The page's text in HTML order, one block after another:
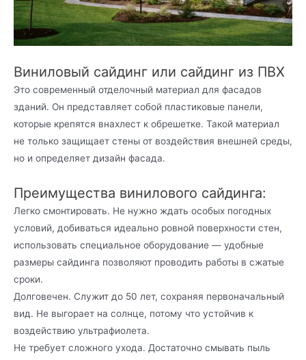
Виниловый сайдинг или сайдинг из ПВХ
Это современный отделочный материал для фасадов
зданий. Он представляет собой пластиковые панели,
которые крепятся внахлест к обрешетке. Такой материал
не только защищает стены от воздействия внешней среды,
но и определяет дизайн фасада.
Преимущества винилового сайдинга:
Легко смонтировать. Не нужно ждать особых погодных
условий, добиваться идеально ровной поверхности стен,
использовать специальное оборудование — удобные
размеры сайдинга позволяют проводить работы в сжатые
сроки.
Долговечен. Служит до 50 лет, сохраняя первоначальный
вид. Не выгорает на солнце, потому что устойчив к
воздействию ультрафиолета.
Не требует сложного ухода. Достаточно смывать пыль